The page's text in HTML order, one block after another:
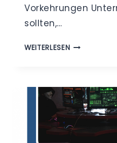
Vorkehrungen
sollten,…
WEITERLESENVORSICHT,
IM
UMLAUF